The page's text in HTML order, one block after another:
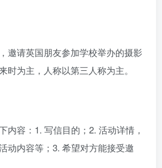
邀请英国朋友参加学校举办的摄影
时为主，人称以第三人称为主。
内容：1. 写信目的；2. 活动详情，
动内容等；3. 希望对方能接受邀